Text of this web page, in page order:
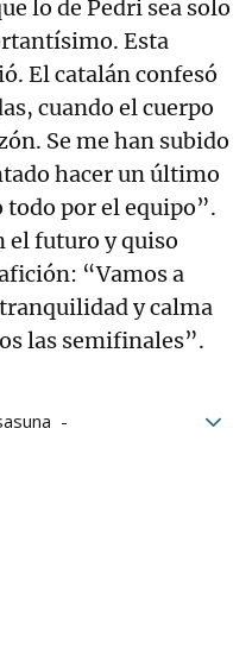
lo de Pedri sea solo
Esta
El catalán confesó
cuando el cuerpo
Se me han subido
hacer un último
todo por el equipo”.
el futuro y quiso
“Vamos a
y calma
las semifinales”.